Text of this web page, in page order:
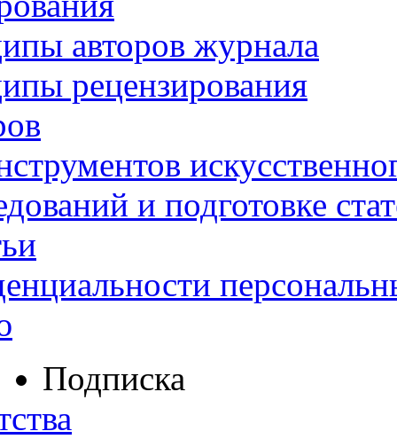
авторов журнала
рецензирования
и подготовке
Подписка